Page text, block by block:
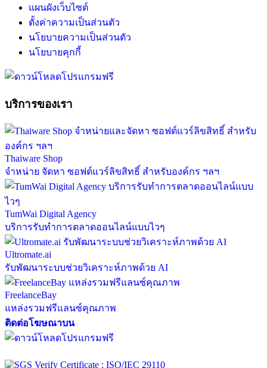
แผนผังเว็บไซต์
ตั้งค่าความเป็นส่วนตัว
นโยบายความเป็นส่วนตัว
นโยบายคุกกี้
บริการของเรา
Thaiware Shop
จำหน่าย จัดหา ซอฟต์แวร์ลิขสิทธิ์ สำหรับองค์กร ฯลฯ
TumWai Digital Agency
บริการรับทำการตลาดออนไลน์แบบไวๆ
Ultromate.ai
รับพัฒนาระบบช่วยวิเคราะห์ภาพด้วย AI
FreelanceBay
แหล่งรวมฟรีแลนซ์คุณภาพ
ติดต่อโฆษณาบน